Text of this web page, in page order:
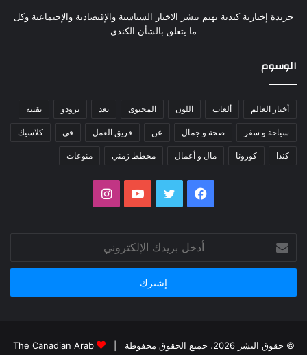
جريدة إخبارية كندية تهتم بنشر الاخبار السياسية والإقتصادية والإجتماعية وكل
ما يتعلق بالشأن الكندي
الوسوم
أخبار العالم ألعاب اللون المحتوى بعد ترودو تقنية
سياحة و سفر صحة و جمال عن فريق العمل في كلاسيك
كندا كورونا مال و أعمال مخطط زمني منوعات
فيسبوك تويتر يوتيوبانستقرام
بريدك
الإلكتروني
© حقوق النشر 2026، جميع الحقوق محفوظة | The Canadian Arab